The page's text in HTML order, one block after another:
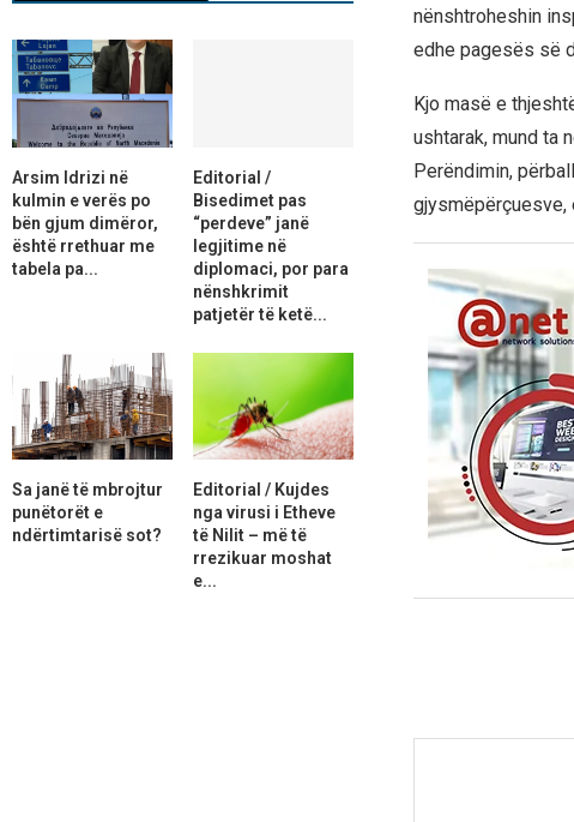
nënshtroheshin
edhe pagesës së
Kjo masë e
ushtarak, mund ta
Perëndimin,
gjysmëpërçuesve,
Arsim Idrizi në
kulmin e verës po
bën gjum dimëror,
është rrethuar me
tabela pa...
Editorial /
Bisedimet pas
“perdeve” janë
legjitime në
diplomaci, por para
nënshkrimit
patjetër të ketë...
Sa janë të mbrojtur
punëtorët e
ndërtimtarisë sot?
Editorial / Kujdes
nga virusi i Etheve
të Nilit – më të
rrezikuar moshat
e...